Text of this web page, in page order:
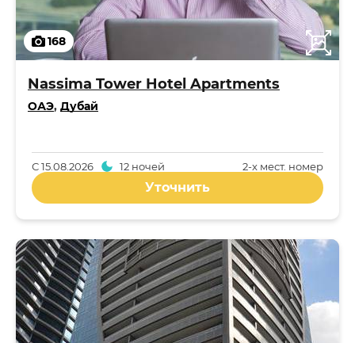
168
Nassima Tower Hotel Apartments
ОАЭ, Дубай
2-x мест. номер
С15.08.2026 12 ночей
Уточнить